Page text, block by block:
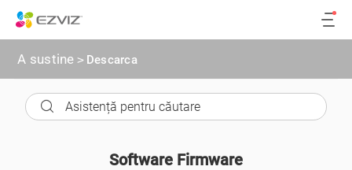
A sustine > Descarca
Software Firmware